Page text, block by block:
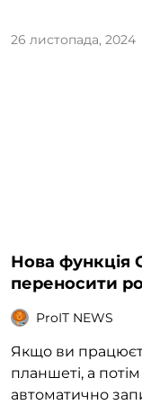
26 листопада, 2024
Нова функція
переносити
ProIT NEWS
Якщо ви
планшеті, а
автоматично